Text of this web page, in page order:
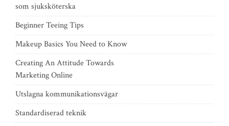
som sjuksköterska
Beginner Teeing Tips
Makeup Basics You Need to Know
Creating An Attitude Towards
Marketing Online
Utslagna kommunikationsvägar
Standardiserad teknik